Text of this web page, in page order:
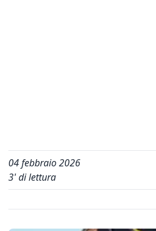
04 febbraio 2026
3' di lettura